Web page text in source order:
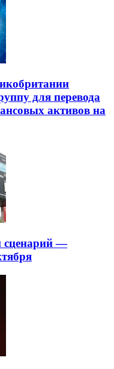
для перевода
активов на
сценарий —